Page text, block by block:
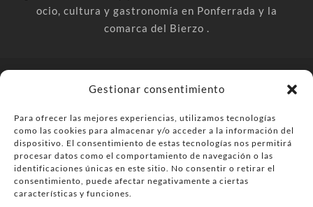
Gestionar consentimiento
Para ofrecer las mejores experiencias, utilizamos tecnologías
como las cookies para almacenar y/o acceder a la información del
dispositivo. El consentimiento de estas tecnologías nos permitirá
procesar datos como el comportamiento de navegación o las
identificaciones únicas en este sitio. No consentir o retirar el
consentimiento, puede afectar negativamente a ciertas
características y funciones.
ocio, cultura y gastronomía en Ponferrada y la
comarca del Bierzo .
comarca del Bierzo
Anúnciate
Más información sobre las cookies
Envía tu negocio
Contacta Política de privacidad